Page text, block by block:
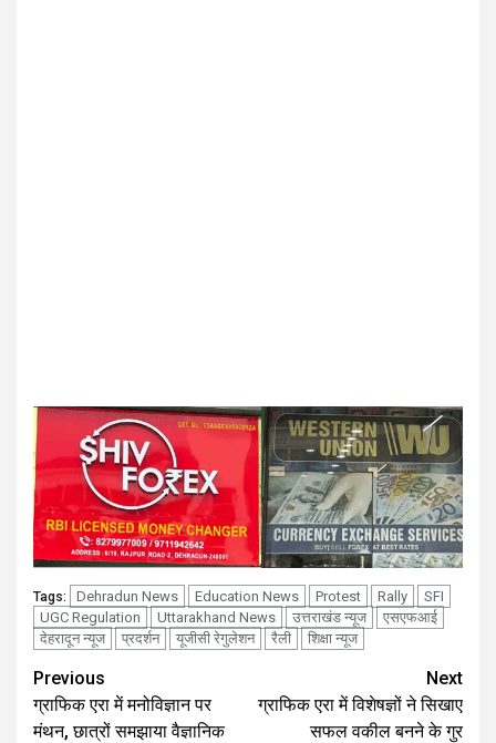
Tags: Dehradun News Education News Protest Rally
SFI
UGC Regulation
Uttarakhand News उत्तराखंड न्यूज
एसएफआई
देहरादून न्यूज
प्रदर्शन यूजीसी रेगुलेशन रैली शिक्षा न्यूज
Continue
Reading
Previous
ग्राफिक एरा में मनोविज्ञान पर
मंथन, छात्रों समझाया वैज्ञानिक
Next
ग्राफिक एरा में विशेषज्ञों ने सिखाए
सफल वकील बनने के गुर